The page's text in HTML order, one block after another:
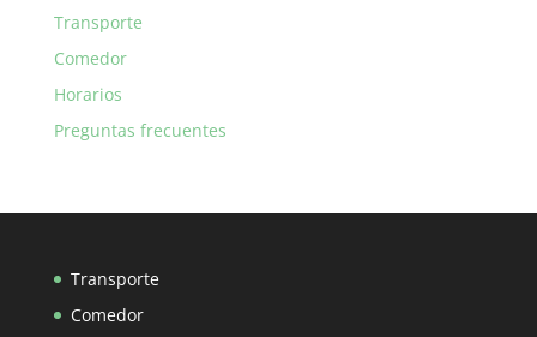
Transporte
Comedor
Horarios
Preguntas frecuentes
Transporte
Comedor